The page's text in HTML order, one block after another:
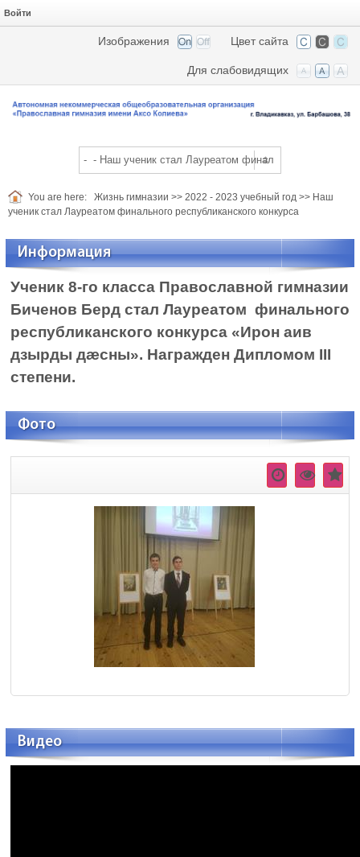
Войти
Цвет сайта
Изображения
Для слабовидящих
You are here: Жизнь гимназии >> 2022 - 2023 учебный год >> Наш
ученик стал Лауреатом финального республиканского конкурса
Информация
Ученик 8-го класса Православной гимназии
Биченов Берд стал Лауреатом финального
республиканского конкурса «Ирон аив
дзырды дӕсны». Награжден Дипломом III
степени.
Фото
Видео